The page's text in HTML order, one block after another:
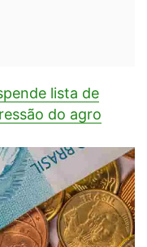
lista de
do agro